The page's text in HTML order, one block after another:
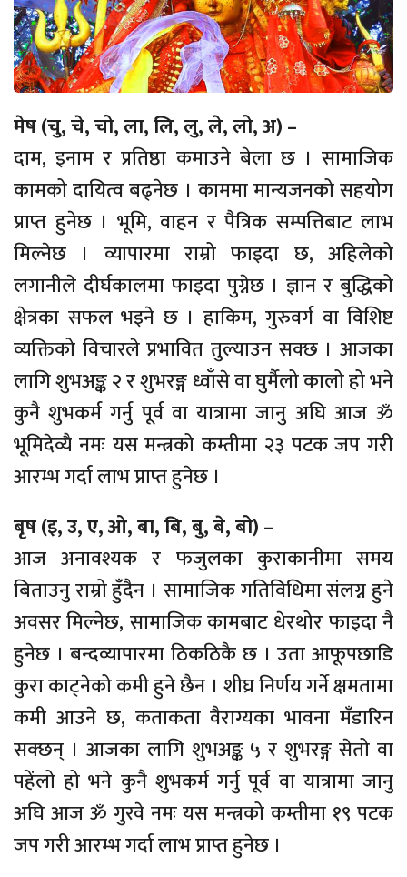
मेष (चु, चे, चो, ला, लि, लु, ले, लो, अ) –
दाम, इनाम र प्रतिष्ठा कमाउने बेला छ । सामाजिक
कामको दायित्व बढ्नेछ । काममा मान्यजनको सहयोग
प्राप्त हुनेछ । भूमि, वाहन र पैत्रिक सम्पत्तिबाट लाभ
मिल्नेछ । व्यापारमा राम्रो फाइदा छ, अहिलेको
लगानीले दीर्घकालमा फाइदा पुग्नेछ । ज्ञान र बुद्धिको
क्षेत्रका सफल भइने छ । हाकिम, गुरुवर्ग वा विशिष्ट
व्यक्तिको विचारले प्रभावित तुल्याउन सक्छ । आजका
लागि शुभअङ्क २ र शुभरङ्ग ध्वाँसे वा घुर्मैलो कालो हो भने
कुनै शुभकर्म गर्नु पूर्व वा यात्रामा जानु अघि आज ॐ
भूमिदेव्यै नमः यस मन्त्रको कम्तीमा २३ पटक जप गरी
आरम्भ गर्दा लाभ प्राप्त हुनेछ ।
बृष (इ, उ, ए, ओ, बा, बि, बु, बे, बो) –
आज अनावश्यक र फजुलका कुराकानीमा समय
बिताउनु राम्रो हुँदैन । सामाजिक गतिविधिमा संलग्न हुने
अवसर मिल्नेछ, सामाजिक कामबाट धेरथोर फाइदा नै
हुनेछ । बन्दव्यापारमा ठिकठिकै छ । उता आफूपछाडि
कुरा काट्नेको कमी हुने छैन । शीघ्र निर्णय गर्ने क्षमतामा
कमी आउने छ, कताकता वैराग्यका भावना मँडारिन
सक्छन् । आजका लागि शुभअङ्क ५ र शुभरङ्ग सेतो वा
पहेंलो हो भने कुनै शुभकर्म गर्नु पूर्व वा यात्रामा जानु
अघि आज ॐ गुरवे नमः यस मन्त्रको कम्तीमा १९ पटक
जप गरी आरम्भ गर्दा लाभ प्राप्त हुनेछ ।